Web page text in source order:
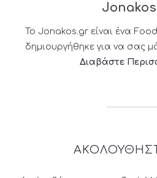
Το Jonakos.gr είναι ένα
δημιουργήθηκε για να σας
Διαβάστε